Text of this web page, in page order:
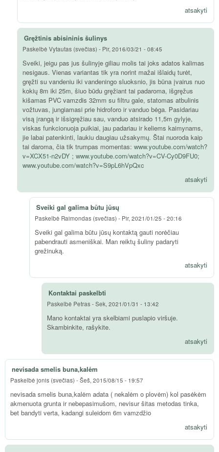
atsakyti
Gręžtinis abisininis šulinys
Paskelbė Vytautas (svečias) - Pir, 2016/03/21 - 08:45
Sveiki, jeigu pas jus šulinyje giliau molis tai joks adatos kalimas
nesigaus. Vienas variantas tik yra norint mažai išlaidų turėt,
gręžti su vandeniu iki vandeningo sluoksnio, jis būna įvairus nuo
kokių 8m iki 25m, šiuo būdu gręžiant tai padaroma, išgręžus
kišamas PVC vamzdis 32mm su filtru gale, statomas atbulinis
vožtuvas, jungiamasi prie hidroforo ir vanduo bėga. Pasidariau
visą įrangą ir išsigręžiau sau, vanduo atsirado 11,5m gylyje,
viskas funkcionuoja puikiai, jau padariau ir keliems kaimynams,
jie labai patenkinti, laukiu daugiau užsakymų. Štai nuoroda kaip
tai daroma, čia tik trumpas momentas: www.youtube.com/watch?
v=XCX51-n2vDY ; www.youtube.com/watch?v=CV-Cy0D9FU0;
www.youtube.com/watch?v=S9pL6hVpQxc
atsakyti
Sveiki gal galima būtu jūsų
Paskelbė Raimondas (svečias) - Pir, 2021/01/25 - 20:16
Sveiki gal galima būtu jūsų kontaktą gauti norėčiau
pabendrauti asmeniškai. Man reiktų šuliny padaryti
grežinuką.
atsakyti
Kontaktai paskelbti
Paskelbė Petras-Sek, 2021/01/31 - 13:42
Mano kontaktai yra skelbiami puslapio viršuje.
Skambinkite, rašykite.
atsakyti
nevisada smelis buna,kalėm
Paskelbė jonis (svečias) -Šeš, 2015/08/15 - 19:57
nevisada smelis buna,kalėm adata ( nekalėm o plovėm) kol pasėkėm
akmenuota grunta ir nebepasimušom, nevisur šitas metodas tinka,
bet bandyti verta, kadangi suleidom 6m vamzdžio
atsakyti